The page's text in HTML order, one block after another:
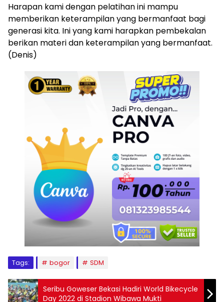
Harapan kami dengan pelatihan ini mampu
memberikan keterampilan yang bermanfaat bagi
generasi kita. Ini yang kami harapkan pembekalan
berikan materi dan keterampilan yang bermanfaat.
(Denis)
Tags: bogor SDM
Seribu Goweser Bekasi Hadiri World Bikecycle
Day 2022 di Stadion Wibawa Mukti